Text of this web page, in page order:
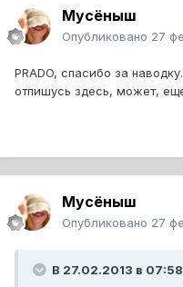
Мусёныш
Опубликовано 27
PRADO, спасибо за
отпишусь здесь, может,
Мусёныш
Опубликовано 27
В 27.02.2013 в